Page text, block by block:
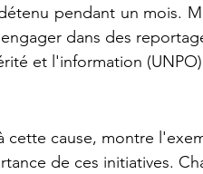
pendant un mois.
dans des
et l'information​ (UNPO
cette cause, montre
de ces initiatives.